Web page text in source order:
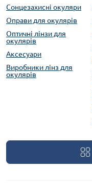
Сонцезахисні окуляри
Оправи для окулярів
Оптичні лінзи для
окулярів
Аксесуари
Виробники лінз для
окулярів